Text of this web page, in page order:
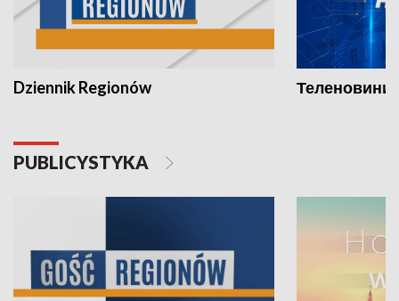
Dziennik Regionów Теленовини
PUBLICYSTYKA